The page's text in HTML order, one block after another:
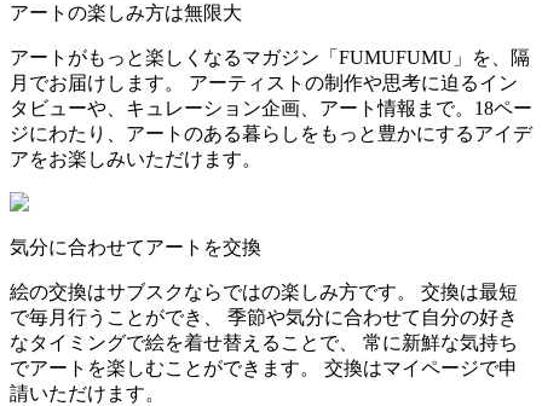
アートの楽しみ方は無限大
アートがもっと楽しくなるマガジン「FUMUFUMU」を、隔
月でお届けします。 アーティストの制作や思考に迫るイン
タビューや、キュレーション企画、アート情報まで。18ペー
ジにわたり、アートのある暮らしをもっと豊かにするアイデ
アをお楽しみいただけます。
気分に合わせてアートを交換
絵の交換はサブスクならではの楽しみ方です。 交換は最短
で毎月行うことができ、 季節や気分に合わせて自分の好き
なタイミングで絵を着せ替えることで、 常に新鮮な気持ち
でアートを楽しむことができます。 交換はマイページで申
請いただけます。